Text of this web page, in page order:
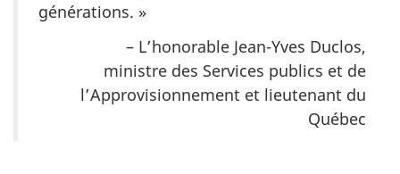
générations. »
– L’honorable Jean-Yves Duclos,
ministre des Services publics et de
l’Approvisionnement et lieutenant du
Québec